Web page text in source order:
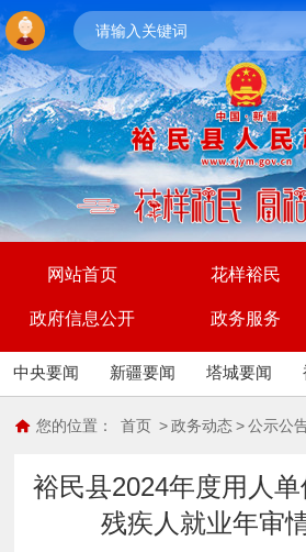
网站首页 花样裕民
政府信息公开 政务服务
中央要闻 新疆要闻 塔城要闻
您的位置： 首页 > 政务动态 > 公示公
裕民县2024年度用人
残疾人就业年审